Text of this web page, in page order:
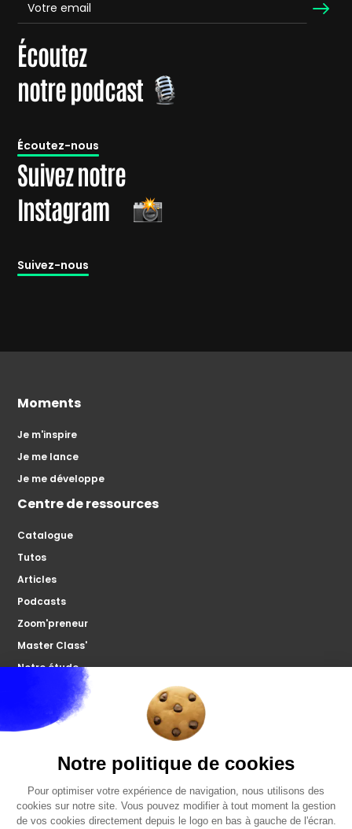
Écoutez
notre podcast
Écoutez-nous
Suivez notre
Instagram
Suivez-nous
Moments
Je m'inspire
Je me lance
Je me développe
Centre de ressources
Catalogue
Tutos
Articles
Podcasts
Zoom'preneur
Master Class'
Notre étude
À propos
Microco
Votre forum
FAQ
Politiques de confidentialités